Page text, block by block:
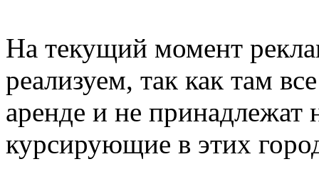
На текущий момент
реализуем, так как там
аренде и не
курсирующие в этих